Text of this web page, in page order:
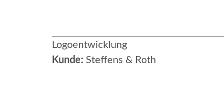
Logoentwicklung
Kunde: Steffens & Roth